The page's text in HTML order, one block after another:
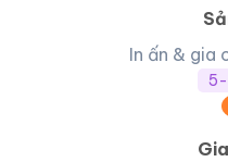
In ấn & gia
5-